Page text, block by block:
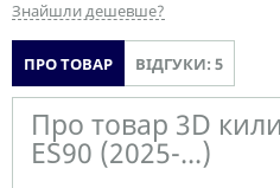
Знайшли дешевше?
ПРО ТОВАР ВІДГУКИ: 5
Про товар 3D
ES90 (2025-...)